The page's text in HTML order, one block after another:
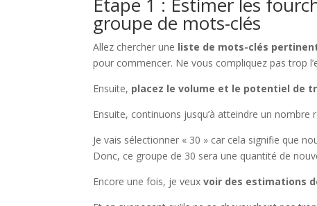
groupe de mots-clés
Allez chercher une liste de mots-clés
pour commencer. Ne vous compliquez pas trop
Ensuite, placez le volume et le potentiel de
Ensuite, continuons jusqu’à atteindre un nombre
Je vais sélectionner « 30 » car cela signifie que
Donc, ce groupe de 30 sera une quantité de
Encore une fois, je veuxvoir des estimations